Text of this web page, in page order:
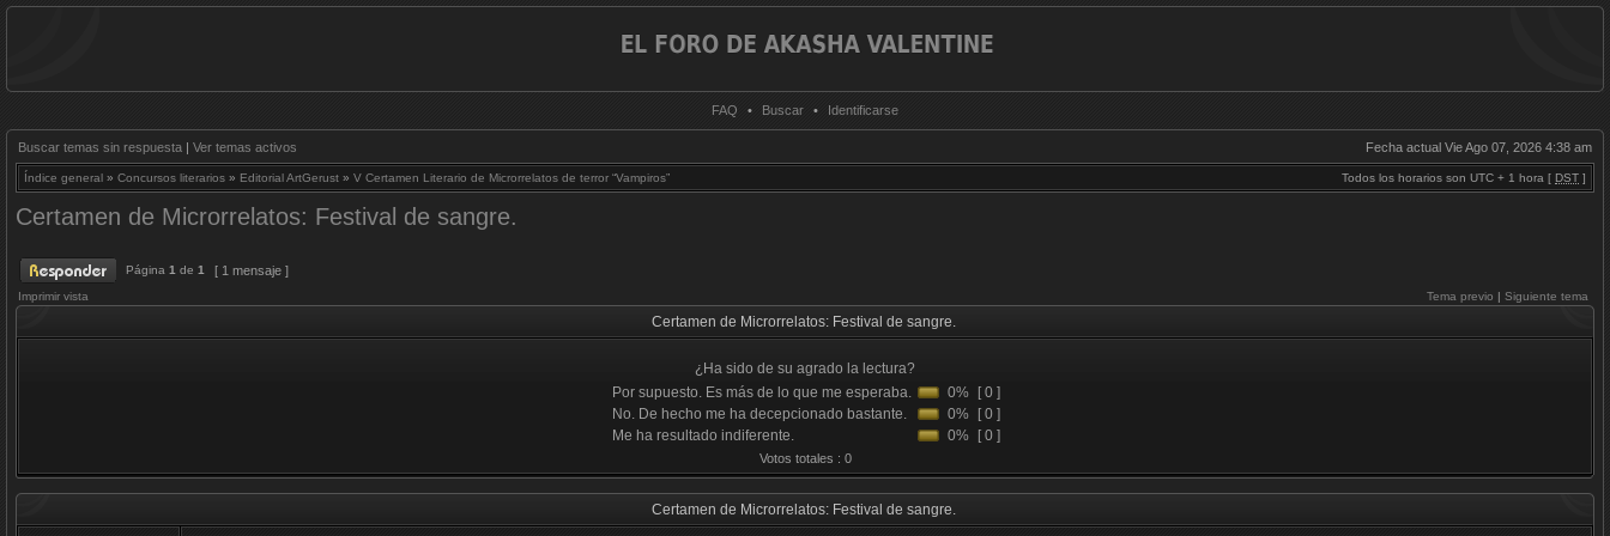
FAQ • Buscar • Identificarse
Buscar temas sin respuesta | Ver temas activos Fecha actual Vie Ago 07, 2026 4:38 am
Índice general » Concursos literarios » Editorial ArtGerust » V Certamen Literario de Microrrelatos de terror “Vampiros” Todos los horarios son UTC + 1 hora [ DST ]
Certamen de Microrrelatos: Festival de sangre.
Página 1 de 1 [ 1 mensaje ]
Imprimir vista Tema previo | Siguiente tema
Certamen de Microrrelatos: Festival de sangre.
¿Ha sido de su agrado la lectura?
Por supuesto. Es más de lo que me esperaba.
0%
[ 0 ]
No. De hecho me ha decepcionado bastante.
0%
[ 0 ]
Me ha resultado indiferente.
0% [ 0 ]
Votos totales : 0
Certamen de Microrrelatos: Festival de sangre.